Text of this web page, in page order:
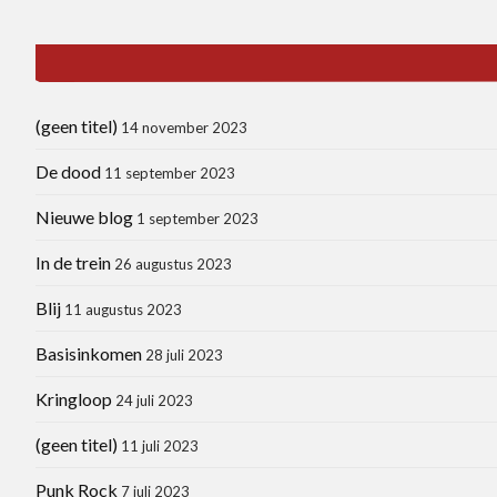
(geen titel) 14 november 2023
De dood 11 september 2023
Nieuwe blog 1 september 2023
In de trein 26 augustus 2023
Blij 11 augustus 2023
Basisinkomen 28 juli 2023
Kringloop 24 juli 2023
(geen titel) 11 juli 2023
Punk Rock 7 juli 2023